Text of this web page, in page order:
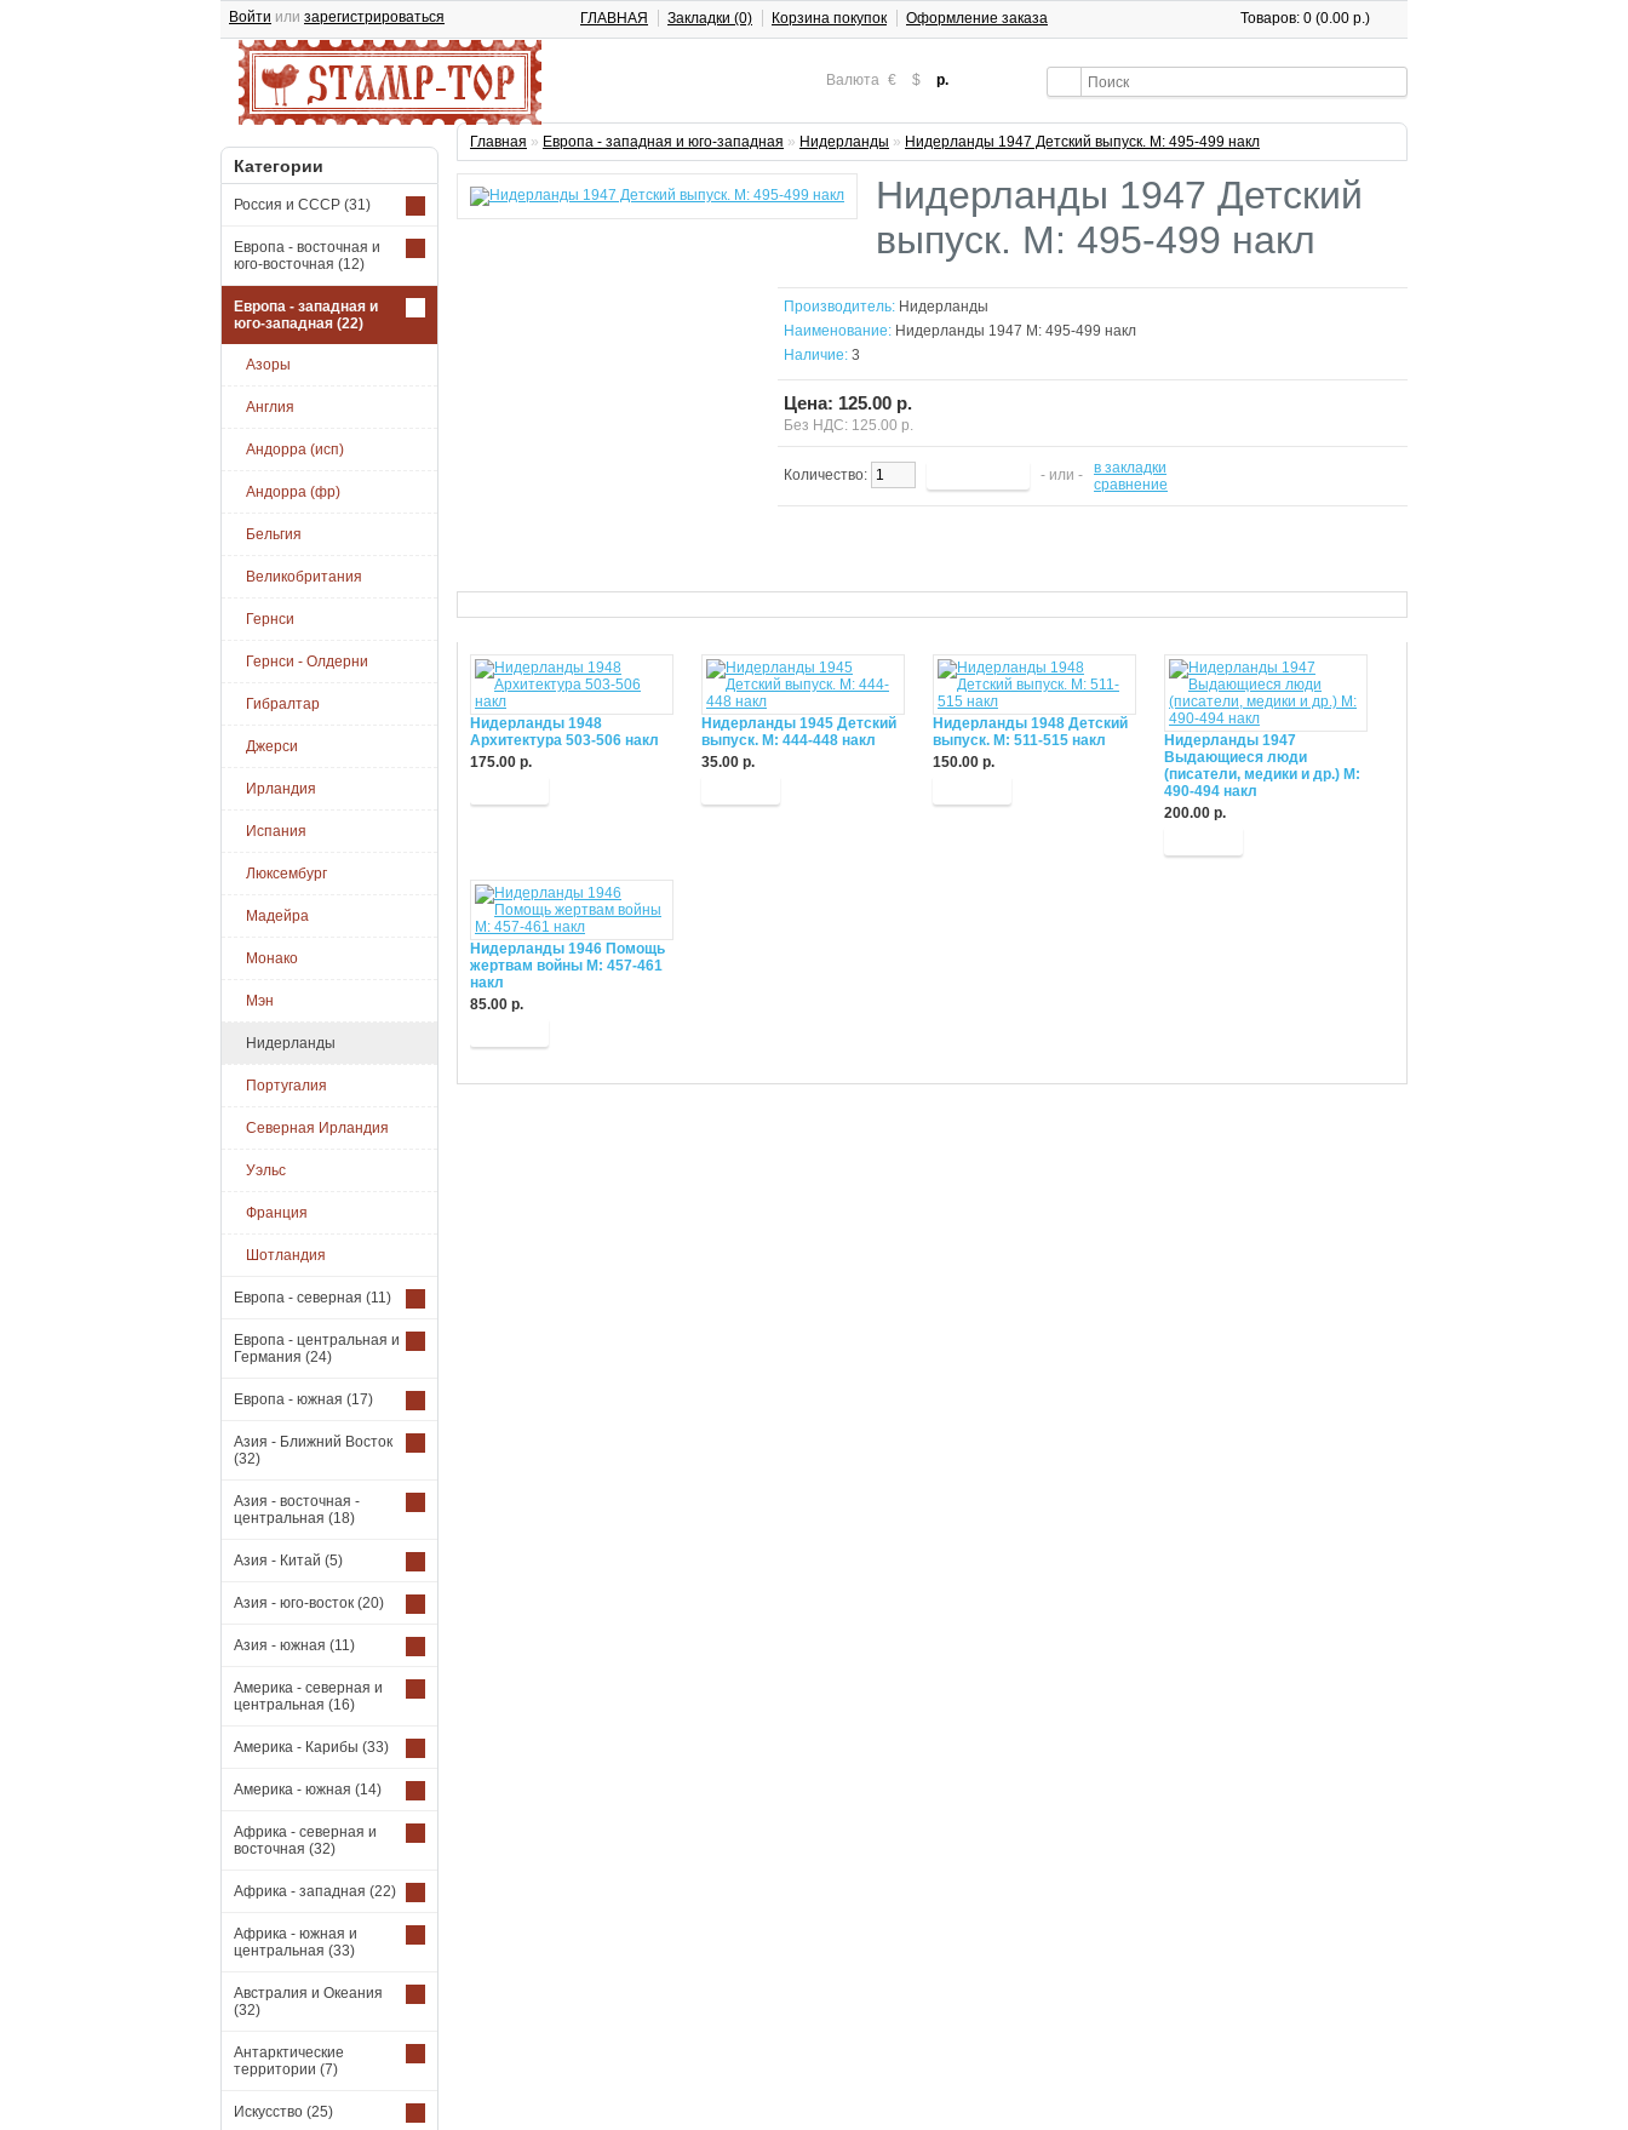
Валюта € $ р.
Товаров: 0 (0.00 р.)
Войти или зарегистрироваться ГЛАВНАЯ Закладки (0) Корзина покупок Оформление заказа
Категории
Россия и СССР (31)
Европа - восточная и
юго-восточная (12)
Европа - западная и
юго-западная (22)
Азоры
Англия
Андорра (исп)
Андорра (фр)
Бельгия
Великобритания
Гернси
Гернси - Олдерни
Гибралтар
Джерси
Ирландия
Испания
Люксембург
Мадейра
Монако
Мэн
Нидерланды
Португалия
Северная Ирландия
Уэльс
Франция
Шотландия
Европа - северная (11)
Европа - центральная и
Германия (24)
Европа - южная (17)
Азия - Ближний Восток
(32)
Азия - восточная -
центральная (18)
Азия - Китай (5)
Азия - юго-восток (20)
Азия - южная (11)
Америка - северная и
центральная (16)
Америка - Карибы (33)
Америка - южная (14)
Африка - северная и
восточная (32)
Африка - западная (22)
Африка - южная и
центральная (33)
Австралия и Океания
(32)
Антарктические
территории (7)
Искусство (25)
Главная » Европа - западная и юго-западная » Нидерланды » Нидерланды 1947 Детский выпуск. М: 495-499 накл
Нидерланды 1947 Детский
выпуск. М: 495-499 накл
Производитель: Нидерланды
Наименование: Нидерланды 1947 М: 495-499 накл
Наличие: 3
Цена: 125.00 р.
Без НДС: 125.00 р.
Количество: - или -
в закладки
сравнение
Нидерланды 1948
Архитектура 503-506 накл
175.00 р.
Нидерланды 1945 Детский
выпуск. М: 444-448 накл
35.00 р.
Нидерланды 1948 Детский
выпуск. М: 511-515 накл
150.00 р.
Нидерланды 1947
Выдающиеся люди
(писатели, медики и др.) М:
490-494 накл
200.00 р.
Нидерланды 1946 Помощь
жертвам войны М: 457-461
накл
85.00 р.